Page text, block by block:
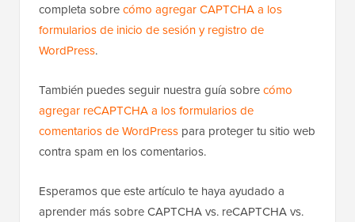
completa sobrecómo agregar CAPTCHA a los
formularios de inicio de sesión y registro de
WordPress.
También puedes seguir nuestra guía sobrecómo
agregar reCAPTCHA a los formularios de
comentarios de WordPress para proteger tu sitio web
contra spam en los comentarios.
Esperamos que este artículo te haya ayudado a
aprender más sobre CAPTCHA vs. reCAPTCHA vs.